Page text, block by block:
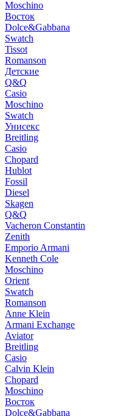
Moschino
Восток
Dolce&Gabbana
Swatch
Tissot
Romanson
Детские
Q&Q
Casio
Moschino
Swatch
Унисекс
Breitling
Casio
Chopard
Hublot
Fossil
Diesel
Skagen
Q&Q
Vacheron Constantin
Zenith
Emporio Armani
Kenneth Cole
Moschino
Orient
Swatch
Romanson
Anne Klein
Armani Exchange
Aviator
Breitling
Casio
Calvin Klein
Chopard
Moschino
Восток
Dolce&Gabbana